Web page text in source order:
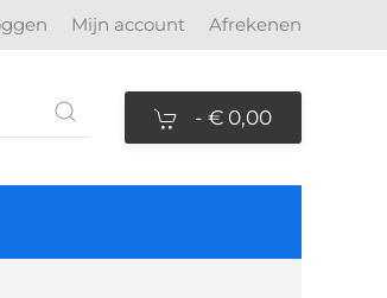
Mijn account Afrekenen
- € 0,00